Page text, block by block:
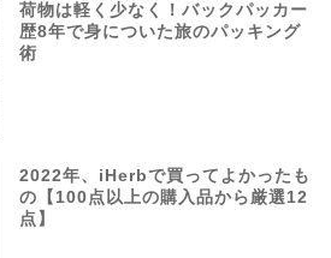
荷物は軽く少なく！バックパッカー
歴8年で身についた旅のパッキング
術
2022年、iHerbで買ってよかったも
の【100点以上の購入品から厳選12
点】